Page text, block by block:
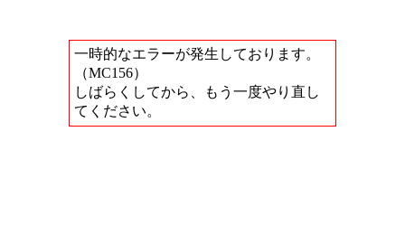
一時的なエラーが発生しております。
（MC156）
しばらくしてから、もう一度やり直し
てください。